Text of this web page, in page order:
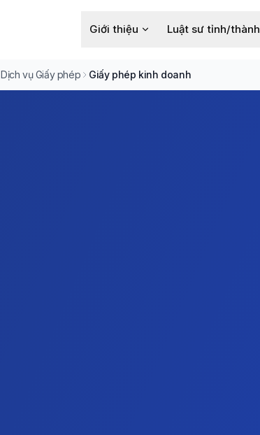
Giới thiệu Luật sư tỉnh/thành
Dịch vụ Giấy phép Giấy phép kinh doanh